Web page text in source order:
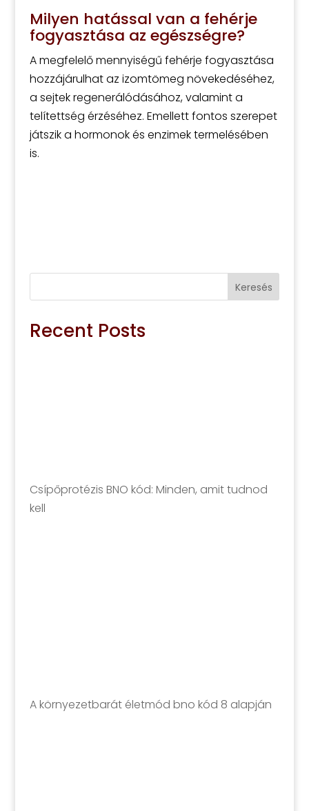
Milyen hatással van a fehérje
fogyasztása az egészségre?
A megfelelő mennyiségű fehérje fogyasztása
hozzájárulhat az izomtömeg növekedéséhez,
a sejtek regenerálódásához, valamint a
telítettség érzéséhez. Emellett fontos szerepet
játszik a hormonok és enzimek termelésében
is.
Keresés
Recent Posts
Csípőprotézis BNO kód: Minden, amit tudnod
kell
A környezetbarát életmód bno kód 8 alapján